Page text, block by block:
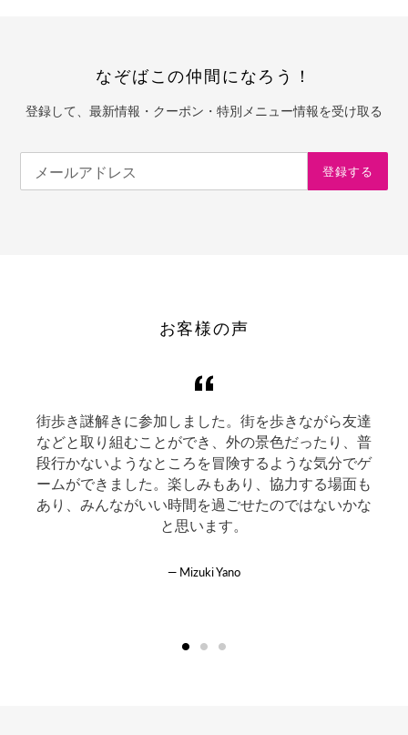
なぞばこの仲間になろう！
登録して、最新情報・クーポン・特別メニュー情報を受け取る
登録する
お客様の声
街歩き謎解きに参加しました。街を歩きながら友達
などと取り組むことができ、外の景色だったり、普
段行かないようなところを冒険するような気分でゲ
ームができました。楽しみもあり、協力する場面も
あり、みんながいい時間を過ごせたのではないかな
と思います。
Mizuki Yano